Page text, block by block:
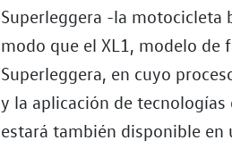
Superleggera -la motocicleta
modo que el XL1, modelo de
Superleggera, en cuyo
y la aplicación de
estará también disponible